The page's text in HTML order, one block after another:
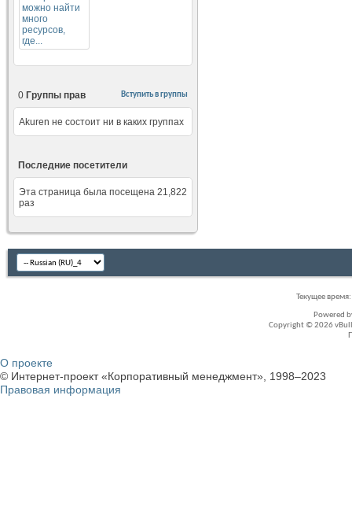
Вступить в группы
0 Группы прав
Akuren не состоит ни в каких группах
Последние посетители
Эта страница была посещена 21,822
раз
Текущее время:
Powered
Copyright © 2026
О проекте
© Интернет-проект «Корпоративный менеджмент», 1998–2023
Правовая информация